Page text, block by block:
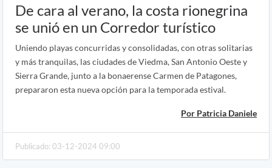
De cara al verano, la costa rionegrina
se unió en un Corredor turístico
Uniendo playas concurridas y consolidadas, con otras solitarias
y más tranquilas, las ciudades de Viedma, San Antonio Oeste y
Sierra Grande, junto a la bonaerense Carmen de Patagones,
prepararon esta nueva opción para la temporada estival.
Por Patricia Daniele
Publicado: 03-12-2024 09:00